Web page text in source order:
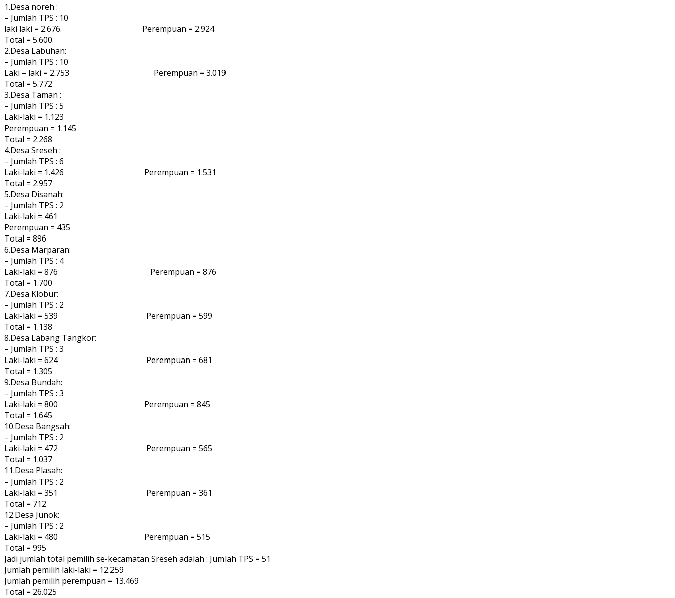
1.Desa noreh :
– Jumlah TPS : 10
laki laki = 2.676. Perempuan = 2.924
Total = 5.600.
2.Desa Labuhan:
– Jumlah TPS : 10
Laki – laki = 2.753 Perempuan = 3.019
Total = 5.772
3.Desa Taman :
– Jumlah TPS : 5
Laki-laki = 1.123
Perempuan = 1.145
Total = 2.268
4.Desa Sreseh :
– Jumlah TPS : 6
Laki-laki = 1.426 Perempuan = 1.531
Total = 2.957
5.Desa Disanah:
– Jumlah TPS : 2
Laki-laki = 461
Perempuan = 435
Total = 896
6.Desa Marparan:
– Jumlah TPS : 4
Laki-laki = 876 Perempuan = 876
Total = 1.700
7.Desa Klobur:
– Jumlah TPS : 2
Laki-laki = 539 Perempuan = 599
Total = 1.138
8.Desa Labang Tangkor:
– Jumlah TPS : 3
Laki-laki = 624 Perempuan = 681
Total = 1.305
9.Desa Bundah:
– Jumlah TPS : 3
Laki-laki = 800 Perempuan = 845
Total = 1.645
10.Desa Bangsah:
– Jumlah TPS : 2
Laki-laki = 472 Perempuan = 565
Total = 1.037
11.Desa Plasah:
– Jumlah TPS : 2
Laki-laki = 351 Perempuan = 361
Total = 712
12.Desa Junok:
– Jumlah TPS : 2
Laki-laki = 480 Perempuan = 515
Total = 995
Jadi jumlah total pemilih se-kecamatan Sreseh adalah : Jumlah TPS = 51
Jumlah pemilih laki-laki = 12.259
Jumlah pemilih perempuan = 13.469
Total = 26.025